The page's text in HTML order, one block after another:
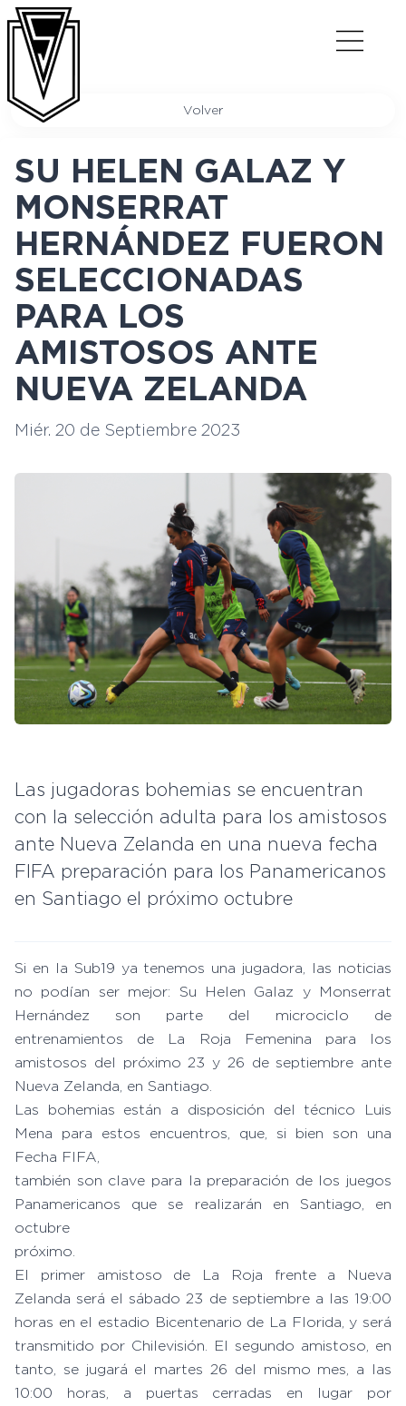
Volver
SU HELEN GALAZ Y
MONSERRAT
HERNÁNDEZ FUERON
SELECCIONADAS
PARA LOS
AMISTOSOS ANTE
NUEVA ZELANDA
Miér. 20 de Septiembre 2023
Las jugadoras bohemias se encuentran
con la selección adulta para los amistosos
ante Nueva Zelanda en una nueva fecha
FIFA preparación para los Panamericanos
en Santiago el próximo octubre
Si en la Sub19 ya tenemos una jugadora, las noticias
no podían ser mejor: Su Helen Galaz y Monserrat
Hernández son parte del microciclo de
entrenamientos de La Roja Femenina para los
amistosos del próximo 23 y 26 de septiembre ante
Nueva Zelanda, en Santiago.
Las bohemias están a disposición del técnico Luis
Mena para estos encuentros, que, si bien son una
Fecha FIFA,
también son clave para la preparación de los juegos
Panamericanos que se realizarán en Santiago, en
octubre
próximo.
El primer amistoso de La Roja frente a Nueva
Zelanda será el sábado 23 de septiembre a las 19:00
horas en el estadio Bicentenario de La Florida, y será
transmitido por Chilevisión. El segundo amistoso, en
tanto, se jugará el martes 26 del mismo mes, a las
10:00 horas, a puertas cerradas en lugar por